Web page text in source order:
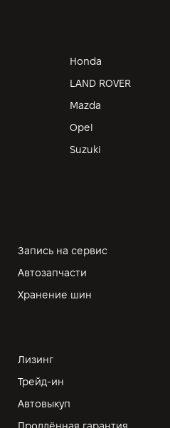
Honda
LAND ROVER
Mazda
Opel
Suzuki
Запись на сервис
Автозапчасти
Хранение шин
Лизинг
Трейд-ин
Автовыкуп